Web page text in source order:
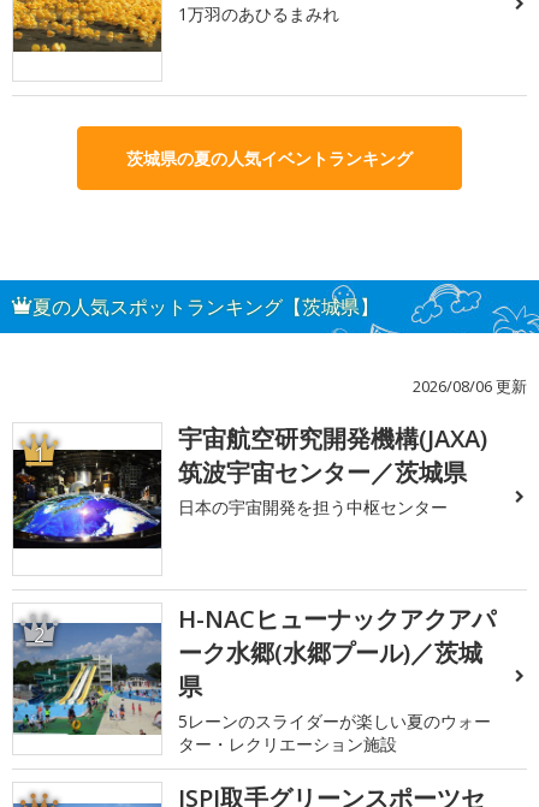
1万羽のあひるまみれ
茨城県の夏の人気イベントランキング
夏の人気スポットランキング【茨城県】
2026/08/06 更新
1
宇宙航空研究開発機構(JAXA)
筑波宇宙センター／茨城県
日本の宇宙開発を担う中枢センター
2
H-NACヒューナックアクアパ
ーク水郷(水郷プール)／茨城
県
5レーンのスライダーが楽しい夏のウォー
ター・レクリエーション施設
JSPI取手グリーンスポーツセ